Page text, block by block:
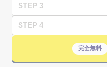
STEP 3
STEP 4
完全無料